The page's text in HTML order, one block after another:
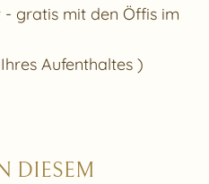
gratis mit den Öffis im
Aufenthaltes )
DIESEM